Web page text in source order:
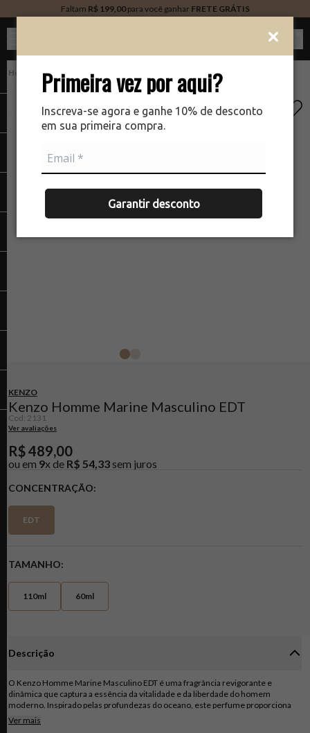
Primeira vez por aqui?
Inscreva-se agora e ganhe 10% de desconto
em sua primeira compra.
Garantir desconto
Faltam R$ 199,00para você ganhar FRETE GRÁTIS
PERFUMARIA
KENZO
Kenzo Homme Marine Masculino EDT
Cod: 2131
Ver avaliações
R$489,00
ou em 9x de R$ 54,33 sem juros
CONCENTRAÇÃO
EDT
TAMANHO
110ml 60ml
Descrição
O Kenzo Homme Marine Masculino EDT é uma fragrância revigorante e
dinâmica que captura a essência da vitalidade e da liberdade do homem
moderno. Inspirado pelas profundezas do oceano, este perfume proporciona
uma experiência olfativa refrescante e energizante. A fragrância Kenzo
Homme Marine combina notas aquáticas, cítricas e amadeiradas, criando uma
Ver mais